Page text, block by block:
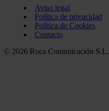
Aviso legal
Política de privacidad
Política de Cookies
Contacto
© 2026 Roca Comunicación S.L.